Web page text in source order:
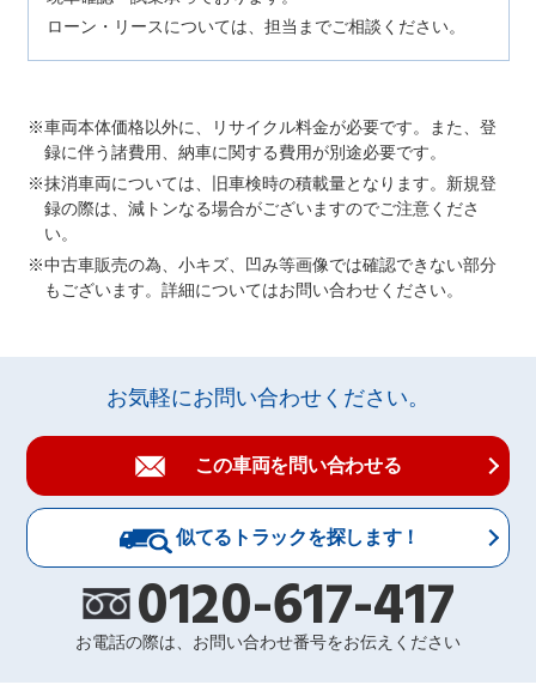
ローン・リースについては、担当までご相談ください。
車両本体価格以外に、リサイクル料金が必要です。また、登
録に伴う諸費用、納車に関する費用が別途必要です。
抹消車両については、旧車検時の積載量となります。新規登
録の際は、減トンなる場合がございますのでご注意くださ
い。
中古車販売の為、小キズ、凹み等画像では確認できない部分
もございます。詳細についてはお問い合わせください。
お気軽にお問い合わせください。
この車両を問い合わせる
似てるトラックを探します！
0120-617-417
お電話の際は、お問い合わせ番号をお伝えください